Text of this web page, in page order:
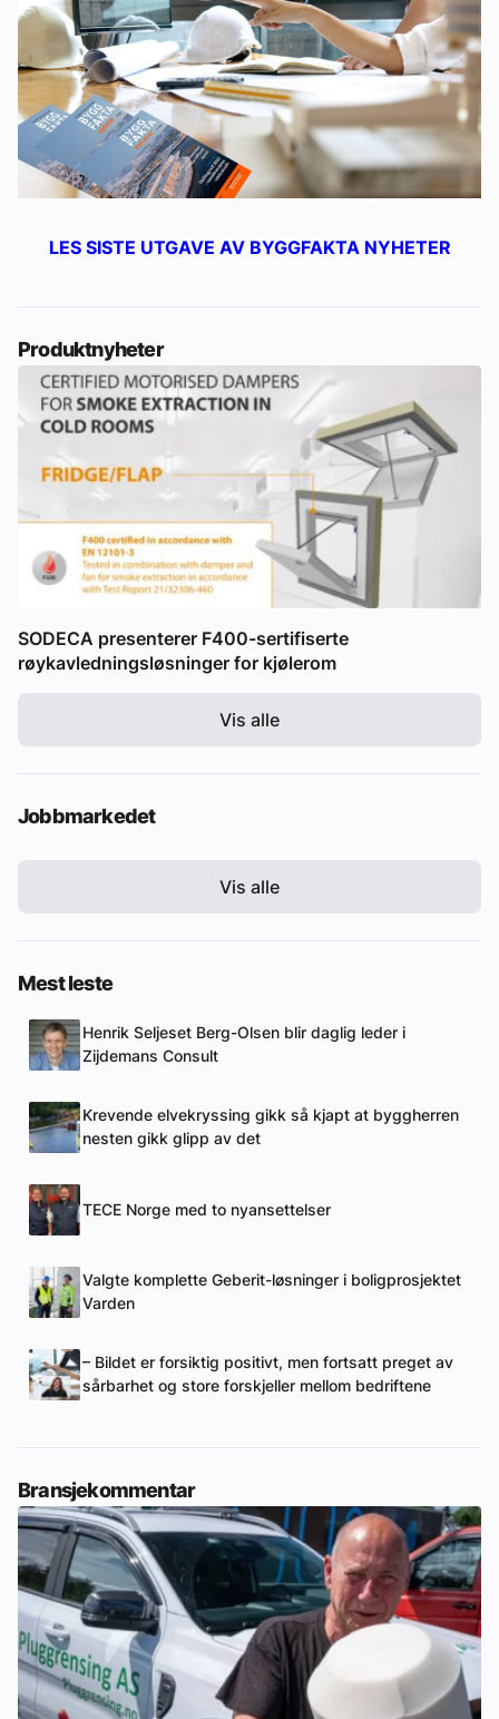
LES SISTE UTGAVE AV BYGGFAKTA NYHETER
Produktnyheter
SODECA presenterer F400-sertifiserte
røykavledningsløsninger for kjølerom
Vis alle
Jobbmarkedet
Vis alle
Mest leste
Henrik Seljeset Berg-Olsen blir daglig leder i
Zijdemans Consult
Krevende elvekryssing gikk så kjapt at byggherren
nesten gikk glipp av det
TECE Norge med to nyansettelser
Valgte komplette Geberit-løsninger i boligprosjektet
Varden
– Bildet er forsiktig positivt, men fortsatt preget av
sårbarhet og store forskjeller mellom bedriftene
Bransjekommentar